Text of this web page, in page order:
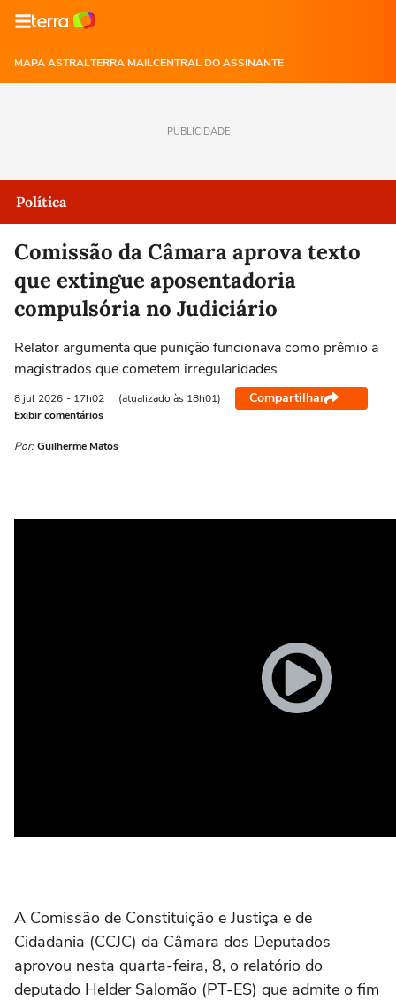
MAPA ASTRALTERRA MAILCENTRAL DO ASSINANTE
PUBLICIDADE
Política
Comissão da Câmara aprova texto
que extingue aposentadoria
compulsória no Judiciário
Relator argumenta que punição funcionava como prêmio a
magistrados que cometem irregularidades
8 jul 2026 - 17h02 (atualizado às 18h01) Compartilhar
Exibir comentários
Por: Guilherme Matos
A Comissão de Constituição e Justiça e de
Cidadania (CCJC) da Câmara dos Deputados
aprovou nesta quarta-feira, 8, o relatório do
deputado Helder Salomão (PT-ES) que admite o fim